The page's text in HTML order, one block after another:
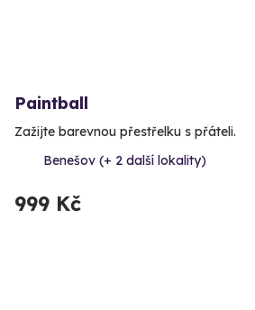
Paintball
Zažijte barevnou přestřelku s přáteli.
Benešov (+ 2 další lokality)
999 Kč